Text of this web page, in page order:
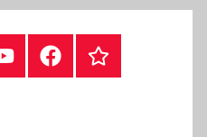
FacebookTikTok